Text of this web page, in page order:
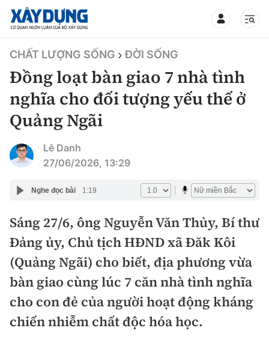
TIN BỘ XÂY DỰNG
CHUYÊN MỤC
Mới nhất
Thời sự
Chính trị
Xã hội
Chuyện dọc đường
Cải chính
Xây dựng
Chỉ đạo điều hành
Quy hoạch kiến trúc
Vật liệu xây dựng
Giao thông
Quản lý
Đường bộ
Kinh tế
Thị trường
CHẤT LƯỢNG SỐNG ĐỜI SỐNG
Đồng loạt bàn giao 7 nhà tình
nghĩa cho đối tượng yếu thế ở
Quảng Ngãi
Lê Danh
27/06/2026, 13:29
Nghe đọc bài 1:19
Sáng 27/6, ông Nguyễn Văn Thủy, Bí thư
Đảng ủy, Chủ tịch HĐND xã Đăk Kôi
(Quảng Ngãi) cho biết, địa phương vừa
bàn giao cùng lúc 7 căn nhà tình nghĩa
cho con đẻ của người hoạt động kháng
chiến nhiễm chất độc hóa học.